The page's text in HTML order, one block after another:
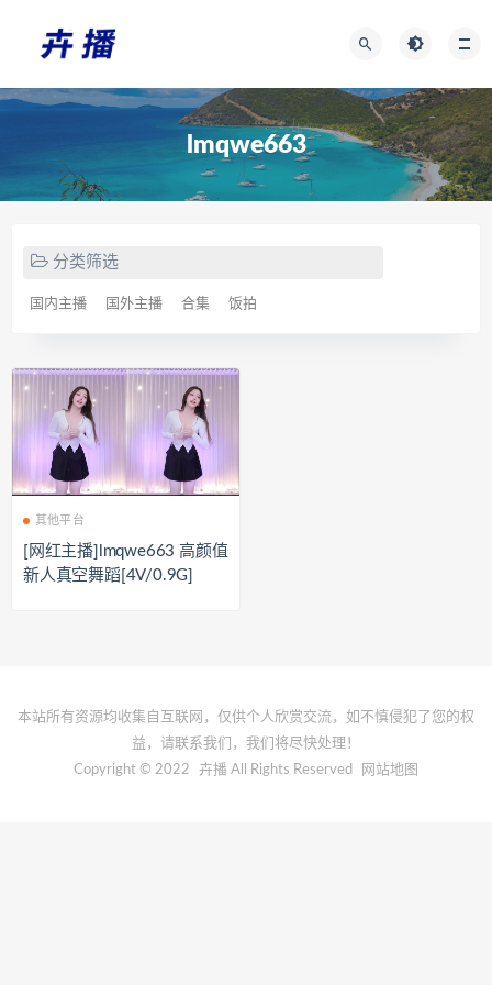
lmqwe663
分类筛选
国内主播 国外主播 合集 饭拍
其他平台
[网红主播]lmqwe663 高颜值
新人真空舞蹈[4V/0.9G]
本站所有资源均收集自互联网，仅供个人欣赏交流，如不慎侵犯了您的权
益，请联系我们，我们将尽快处理！
Copyright © 2022
卉播 All Rights Reserved 网站地图